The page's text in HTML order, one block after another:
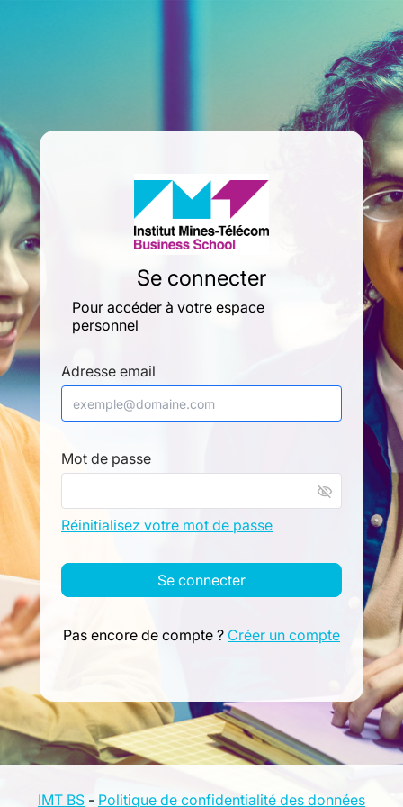
Se connecter
Pour accéder à votre espace
personnel
Adresse email
Mot de passe
visibility_off
Réinitialisez votre mot de passe
Se connecter
Pas encore de compte ? Créer un compte
IMT BS - Politique de confidentialité des données